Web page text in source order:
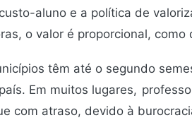
aluno e a política de
o valor é proporcional, como
têm até o segundo
Em muitos lugares,
com atraso, devido à